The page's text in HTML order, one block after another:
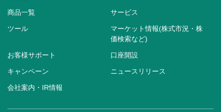
商品一覧 サービス
ツール
マーケット情報(株式市況・株
価検索など)
お客様サポート 口座開設
キャンペーン ニュースリリース
会社案内・IR情報